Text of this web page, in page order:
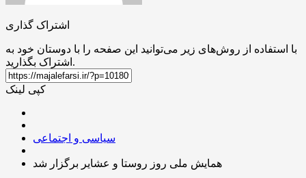
اشتراک گذاری
با استفاده از روش‌های زیر می‌توانید این صفحه را با دوستان خود به
اشتراک بگذارید.
کپی لینک
سیاسی و اجتماعی
همایش ملی روز روستا و عشایر برگزار شد